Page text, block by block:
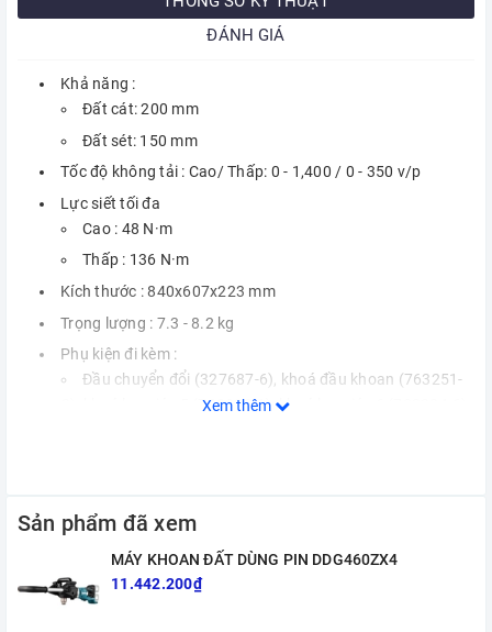
ĐÁNH GIÁ
Khả năng :
Đất cát: 200 mm
Đất sét: 150 mm
Tốc độ không tải : Cao/ Thấp: 0 - 1,400 / 0 - 350 v/p
Lực siết tối đa
Cao : 48 N·m
Thấp : 136 N·m
Kích thước : 840x607x223 mm
Trọng lượng : 7.3 - 8.2 kg
Phụ kiện đi kèm :
Đầu chuyển đổi (327687-6), khoá đầu khoan (763251-
3), khoá lục giác 5 (783232-1), khoá lục giác 6 (783204-6),
Bảo hành : 6 tháng
Xem thêm
Sản phẩm đã xem
MÁY KHOAN ĐẤT DÙNG PIN DDG460ZX4
11.442.200₫